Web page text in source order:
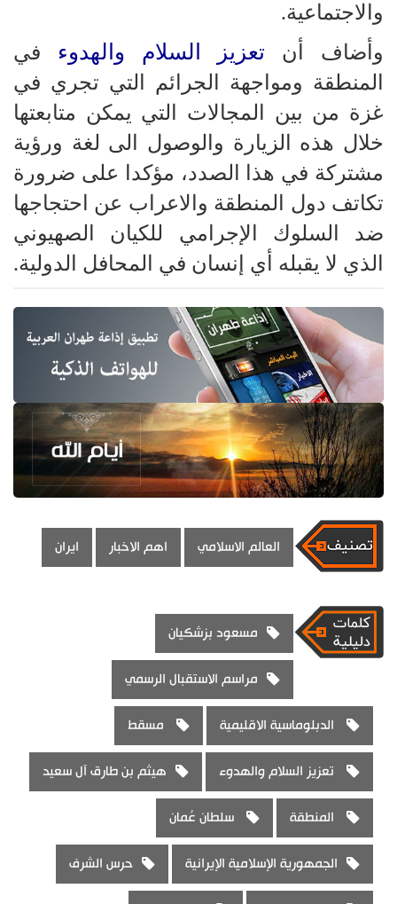
والاجتماعية.
وأضاف أن تعزيز السلام والهدوء في
المنطقة ومواجهة الجرائم التي تجري في
غزة من بين المجالات التي يمكن متابعتها
خلال هذه الزيارة والوصول الى لغة ورؤية
مشتركة في هذا الصدد، مؤكدا على ضرورة
تكاتف دول المنطقة والاعراب عن احتجاجها
ضد السلوك الإجرامي للكيان الصهيوني
الذي لا يقبله أي إنسان في المحافل الدولية.
العالم الاسلامي اهم الاخبار ايران
مسعود بزشكيان
مراسم الاستقبال الرسمي
الدبلوماسية الاقليمية مسقط
تعزيز السلام والهدوء هيثم بن طارق آل سعيد
المنطقة سلطان عُمان
الجمهورية الإسلامية الإيرانية حرس الشرف